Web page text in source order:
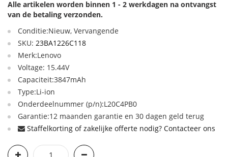
Alle artikelen worden binnen 1 - 2 werkdagen na ontvangst
van de betaling verzonden.
Conditie:Nieuw, Vervangende
SKU: 23BA1226C118
Merk:Lenovo
Voltage: 15.44V
Capaciteit:3847mAh
Type:Li-ion
Onderdeelnummer (p/n):L20C4PB0
Garantie:12 maanden garantie en 30 dagen geld terug
Staffelkorting of zakelijke offerte nodig? Contacteer ons